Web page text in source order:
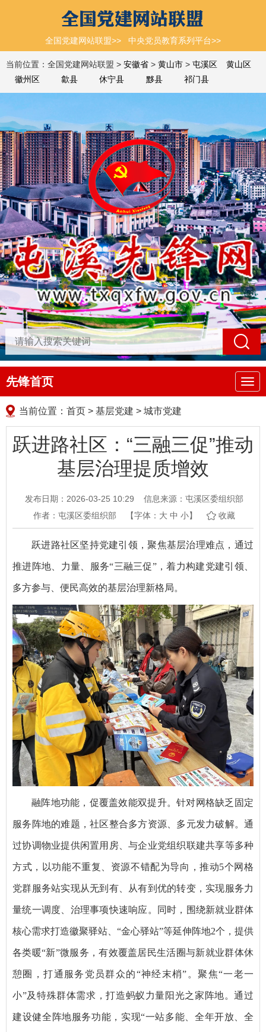
全国党建网站联盟>> 中央党员教育系列平台>>
当前位置：全国党建网站联盟 > 安徽省 > 黄山市 > 屯溪区
黄山区
徽州区
歙县 休宁县 黟县 祁门县
导
航
先锋首页
当前位置： 首页 > 基层党建 > 城市党建
跃进路社区：“三融三促”推动
基层治理提质增效
发布日期：2026-03-25 10:29
信息来源：屯溪区委组织部
作者：屯溪区委组织部
【字体： 大 中 小】 收藏
跃进路社区坚持党建引领，聚焦基层治理难点，通过
推进阵地、力量、服务“三融三促”，着力构建党建引领、
多方参与、便民高效的基层治理新格局。
融阵地功能，促覆盖效能双提升。针对网格缺乏固定
服务阵地的难题，社区整合多方资源、多元发力破解。通
过协调物业提供闲置用房、与企业党组织联建共享等多种
方式，以功能不重复、资源不错配为导向，推动5个网格
党群服务站实现从无到有、从有到优的转变，实现服务力
量统一调度、治理事项快速响应。同时，围绕新就业群体
核心需求打造徽聚驿站、“金心驿站”等延伸阵地2个，提供
各类暖“新”微服务，有效覆盖居民生活圈与新就业群体休
憩圈，打通服务党员群众的“神经末梢”。聚焦“一老一
小”及特殊群体需求，打造蚂蚁力量阳光之家阵地。通过
建设健全阵地服务功能，实现“一站多能、全年开放、全